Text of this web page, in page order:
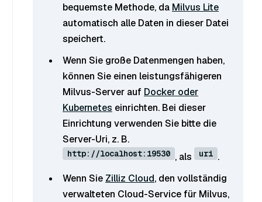
bequemste Methode, da Milvus Lite
automatisch alle Daten in dieser Datei
speichert.
Wenn Sie große Datenmengen haben,
können Sie einen leistungsfähigeren
Milvus-Server auf Docker oder
Kubernetes einrichten. Bei dieser
Einrichtung verwenden Sie bitte die
Server-Uri, z. B.
http://localhost:19530 , als uri .
Wenn Sie Zilliz Cloud, den vollständig
verwalteten Cloud-Service für Milvus,